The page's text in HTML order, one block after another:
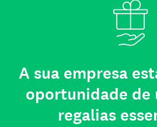
A sua empresa
oportunidade de
regalias